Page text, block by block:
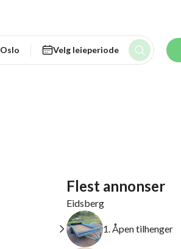
Oslo Velg leieperiode
Flest annonser
Eidsberg
1. Åpen tilhenger